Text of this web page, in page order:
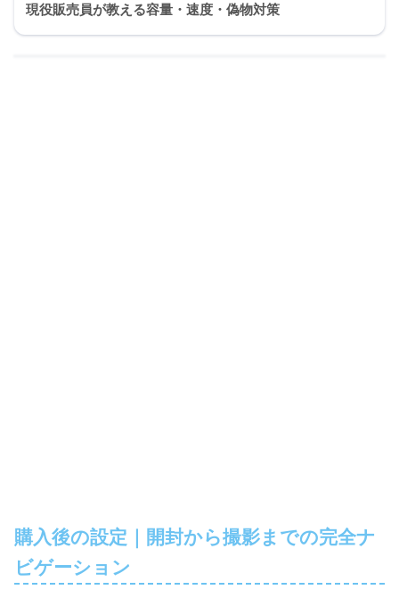
現役販売員が教える容量・速度・偽物対策
購入後の設定｜開封から撮影までの完全ナ
ビゲーション